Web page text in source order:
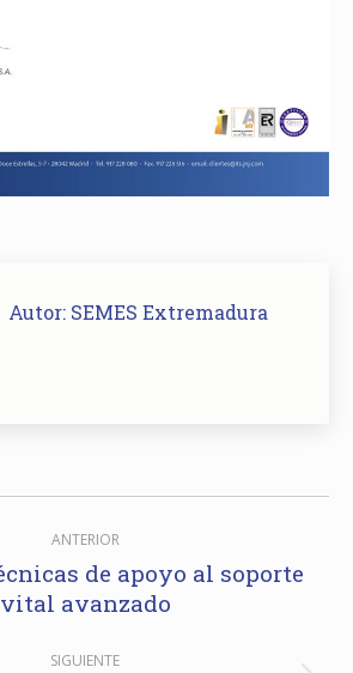
Autor: SEMES Extremadura
ANTERIOR
Publicación
anterior:
de apoyo al soporte
vital avanzado
SIGUIENTE